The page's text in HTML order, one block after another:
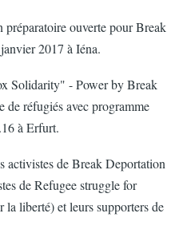
ouverte pour Break
2017 à Iéna.
Solidarity" - Power by Break
de réfugiés avec programme
à Erfurt.
activistes de Break Deportation
de Refugee struggle for
liberté) et leurs supporters de